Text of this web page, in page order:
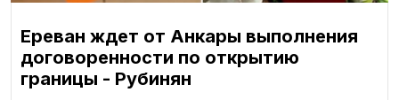
Ереван ждет от Анкары выполнения
договоренности по открытию
границы - Рубинян